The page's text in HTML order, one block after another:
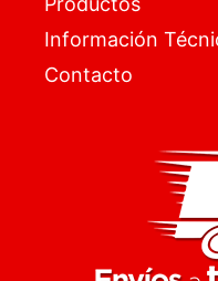
Información
Contacto